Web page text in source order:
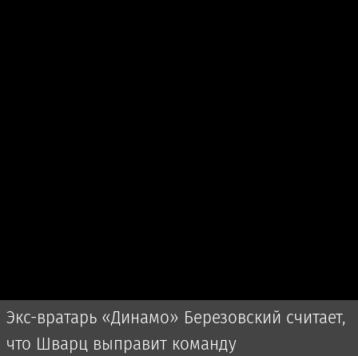
Экс-вратарь «Динамо» Березовский считает,
что Шварц выправит команду